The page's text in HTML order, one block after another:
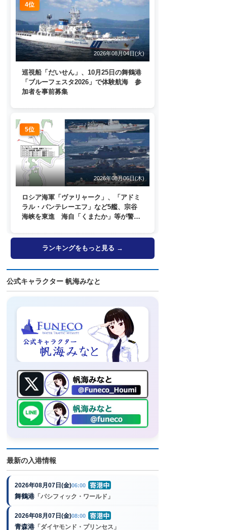
4位
2026年08月04日(火)
巡視船「だいせん」、10月25日の舞鶴港
「ブルーフェスタ2026」で体験航海 参
加者を事前募集
5位
2026年08月06日(木)
ロシア海軍「ヴァリャーク」、「アドミ
ラル・パンテレーエフ」など5艦、宗谷
海峡を東進 海自「くまたか」等が警戒
ランキングをもっと見る →
公式キャラクター 帆海みなと
最新の入港情報
2026年08月07日(金)06:00
舞鶴港 「パシフィック・ワールド」
2026年08月07日(金)08:00
青森港 「ダイヤモンド・プリンセス」